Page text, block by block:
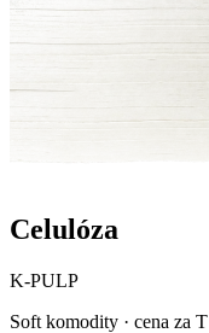
Celulóza
K-PULP
Soft komodity · cena za T